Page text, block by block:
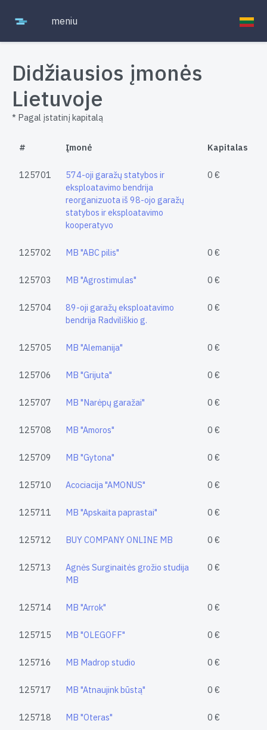
meniu
Didžiausios įmonės
Lietuvoje
* Pagal įstatinį kapitalą
# Įmonė Kapitalas
125701
574-oji garažų statybos ir
eksploatavimo bendrija
reorganizuota iš 98-ojo garažų
statybos ir eksploatavimo
kooperatyvo
0 €
125702 MB "ABC pilis" 0 €
125703 MB "Agrostimulas" 0 €
125704
89-oji garažų eksploatavimo
bendrija Radviliškio g.
0 €
125705 MB "Alemanija" 0 €
125706 MB "Grijuta" 0 €
125707 MB "Narėpų garažai" 0 €
125708 MB "Amoros" 0 €
125709 MB "Gytona" 0 €
125710 Acociacija "AMONUS" 0 €
125711 MB "Apskaita paprastai" 0 €
125712 BUY COMPANY ONLINE MB 0 €
125713
Agnės Surginaitės grožio studija
MB
0 €
125714 MB "Arrok" 0 €
125715 MB "OLEGOFF" 0 €
125716 MB Madrop studio 0 €
125717 MB "Atnaujink būstą" 0 €
125718 MB "Oteras" 0 €